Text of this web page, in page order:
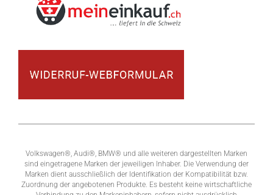
Volkswagen®, Audi®, BMW® und alle weiteren dargestellten Marken
sind eingetragene Marken der jeweiligen Inhaber. Die Verwendung der
Marken dient ausschließlich der Identifikation der Kompatibilität bzw.
Zuordnung der angebotenen Produkte. Es besteht keine wirtschaftliche